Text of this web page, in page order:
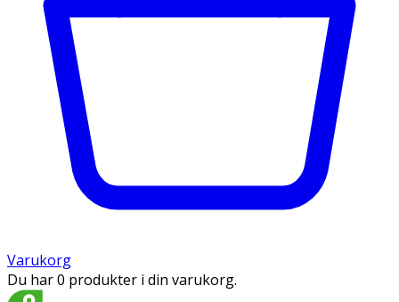
Varukorg
Du har 0 produkter i din varukorg.